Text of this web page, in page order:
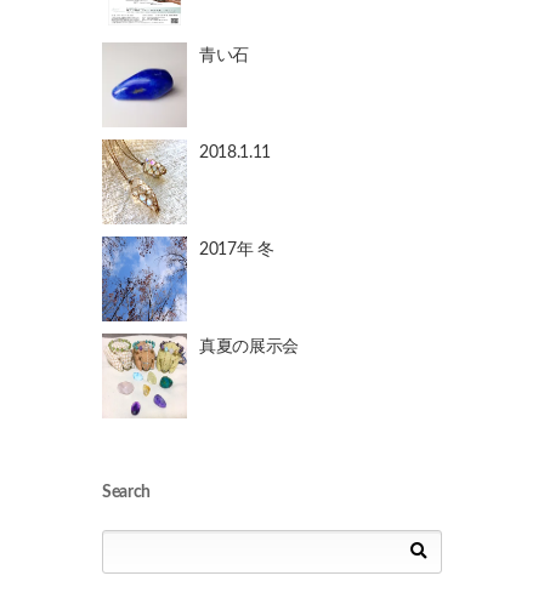
青い石
2018.1.11
2017年 冬
真夏の展示会
Search